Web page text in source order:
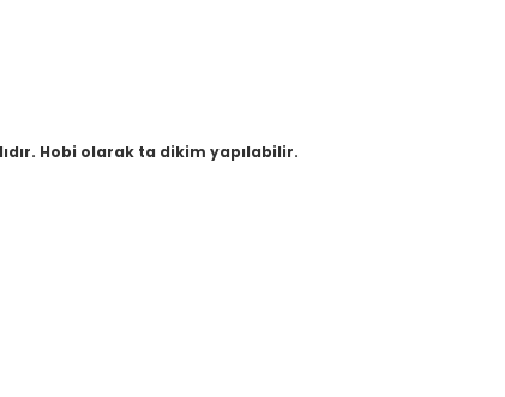
Hobi olarak ta dikim yapılabilir.